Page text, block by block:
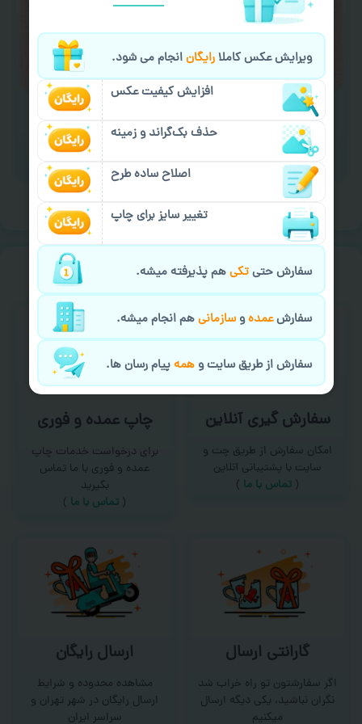
لازم را انجام دهید.
ایمیل جهت ثبت یا پیگیری سفارش:
aks4chap.com@gmail.com
خیالت راحت ازسفارش گیری
سفارش گیری آنلاین
امکان سفارش از طریق چت و
سایت با پشتیبانی آنلاین
( تماس با ما‌ )
چاپ عمده و فوری
برای درخواست خدمات چاپ
عمده و فوری با ما تماس
بگیرید
( تماس با ما )
گارانتی ارسال
اگر سفارشتون تو راه خراب شد
نگران نباشید، یکی دیگه ارسال
میکنیم
ارسال رایگان
مشاهده محدوده و شرایط
ارسال رایگان در شهر تهران و
سراسر ایران
ویرایش عکس کاملارایگانانجام می شود.
افزایش کیفیت عکس
حذف بک‌گراند و زمینه
اصلاح ساده طرح
تغییر سایز برای چاپ
سفارش حتیتکیهم پذیرفته میشه.
سفارشعمدهوسازمانیهم انجام میشه.
سفارش از طریق سایت وهمهپیام رسان ها.